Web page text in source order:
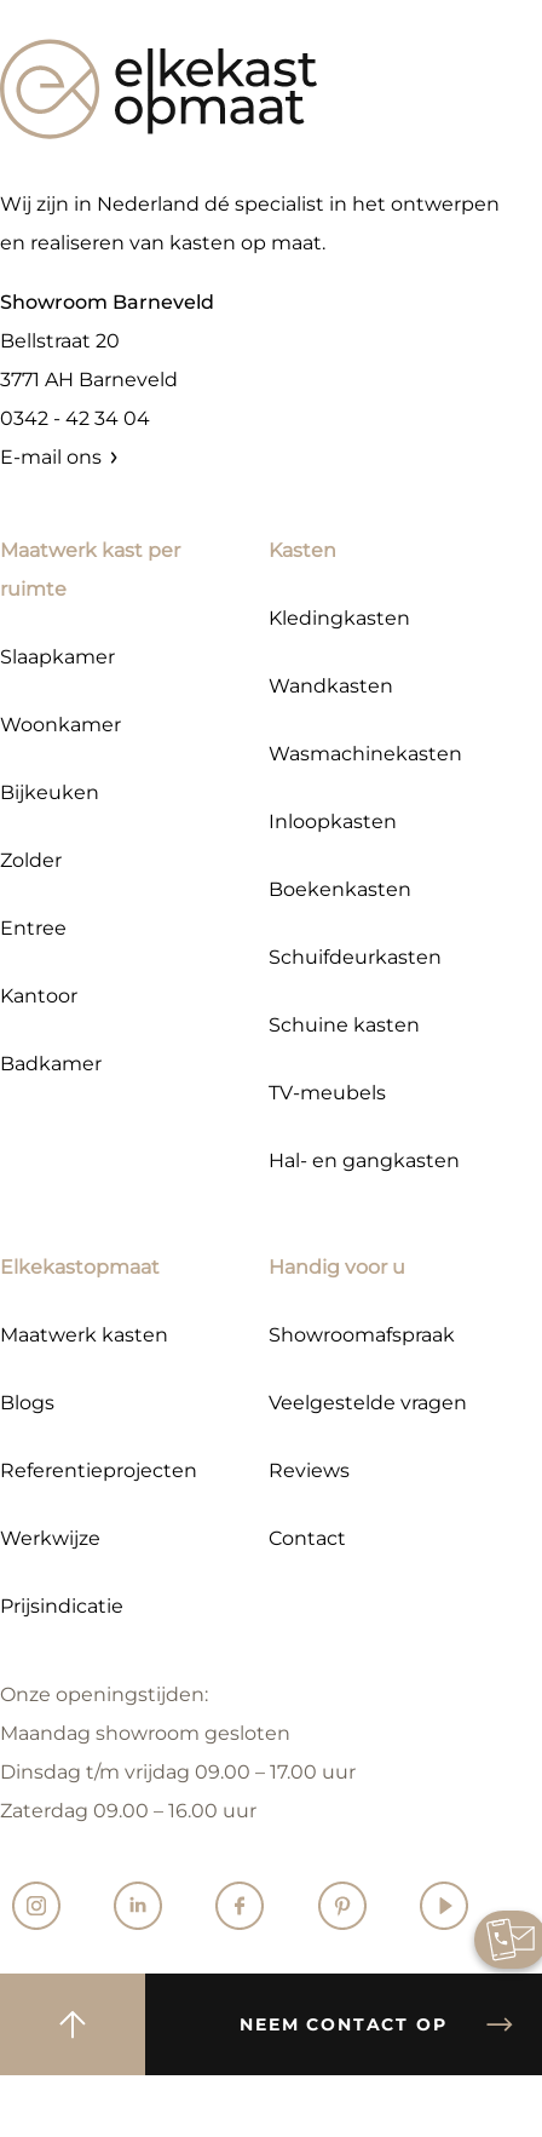
Wij zijn in Nederland dé specialist in het ontwerpen
en realiseren van kasten op maat.
Showroom Barneveld
Bellstraat 20
3771 AH Barneveld
0342 - 42 34 04
E-mail ons
Maatwerk kast per
ruimte
Slaapkamer
Woonkamer
Bijkeuken
Zolder
Entree
Kantoor
Badkamer
Kasten
Kledingkasten
Wandkasten
Wasmachinekasten
Inloopkasten
Boekenkasten
Schuifdeurkasten
Schuine kasten
TV-meubels
Hal- en gangkasten
Elkekastopmaat
Maatwerk kasten
Blogs
Referentieprojecten
Werkwijze
Prijsindicatie
Handig voor u
Showroomafspraak
Veelgestelde vragen
Reviews
Contact
Onze openingstijden:
Maandag showroom gesloten
Dinsdag t/m vrijdag 09.00 – 17.00 uur
Zaterdag 09.00 – 16.00 uur
NEEM CONTACT OP